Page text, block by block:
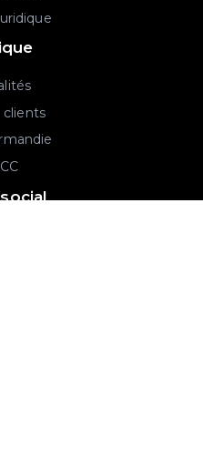
clients